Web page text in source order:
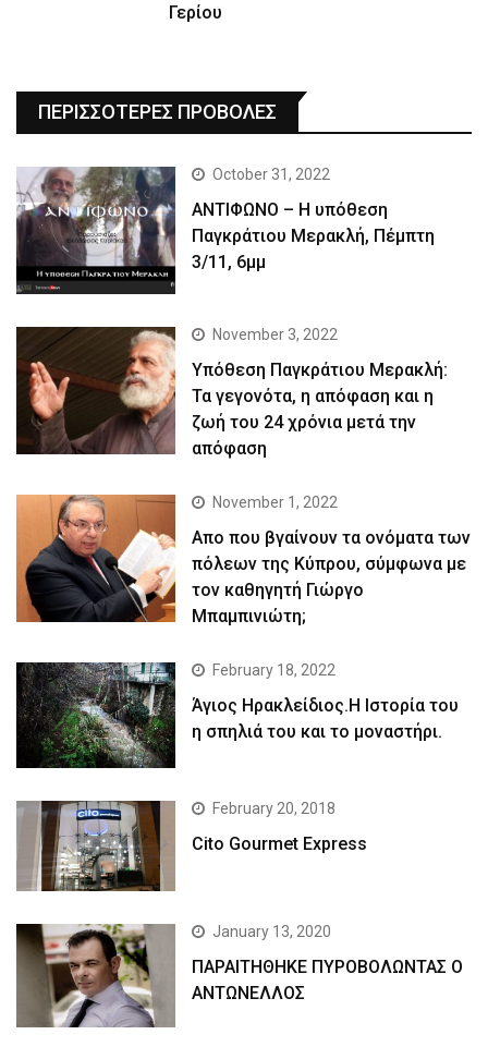
Γερίου
ΠΕΡΙΣΣΟΤΕΡΕΣ ΠΡΟΒΟΛΕΣ
October 31, 2022
ΑΝΤΙΦΩΝΟ – Η υπόθεση
Παγκράτιου Μερακλή, Πέμπτη
3/11, 6μμ
November 3, 2022
Yπόθεση Παγκράτιου Μερακλή:
Τα γεγονότα, η απόφαση και η
ζωή του 24 χρόνια μετά την
απόφαση
November 1, 2022
Απο που βγαίνουν τα ονόματα των
πόλεων της Κύπρου, σύμφωνα με
τον καθηγητή Γιώργο
Μπαμπινιώτη;
February 18, 2022
Άγιος Ηρακλείδιος.Η Ιστορία του
η σπηλιά του και το μοναστήρι.
February 20, 2018
Cito Gourmet Express
January 13, 2020
ΠΑΡΑΙΤΗΘΗΚΕ ΠΥΡΟΒΟΛΩΝΤΑΣ Ο
ΑΝΤΩΝΕΛΛΟΣ